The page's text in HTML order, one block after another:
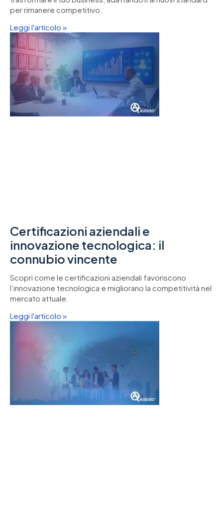
per rimanere competitivo.
Leggi l'articolo »
Certificazioni aziendali e
innovazione tecnologica: il
connubio vincente
Scopri come le certificazioni aziendali favoriscono
l’innovazione tecnologica e migliorano la competitività nel
mercato attuale.
Leggi l'articolo »